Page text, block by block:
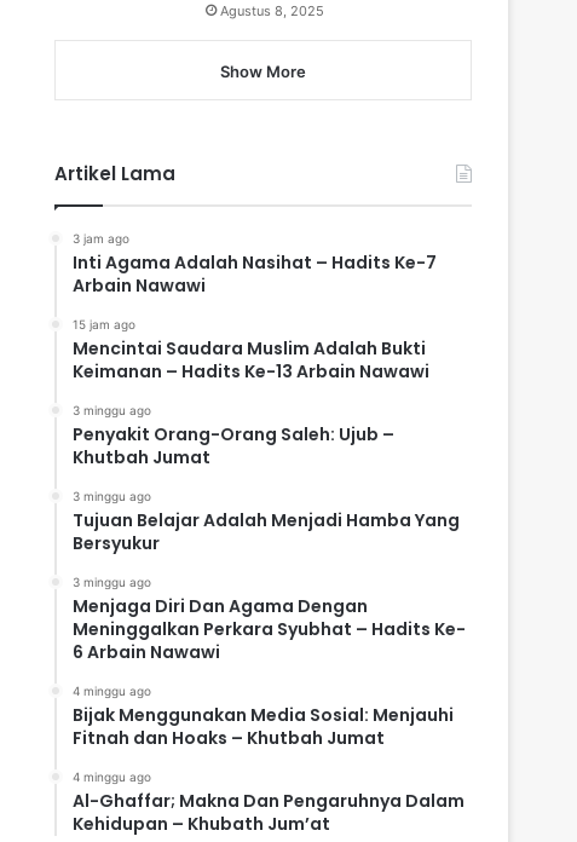
Agustus 8, 2025
Show More
Artikel Lama
3 jam ago
Inti Agama Adalah Nasihat – Hadits Ke-7
Arbain Nawawi
15 jam ago
Mencintai Saudara Muslim Adalah Bukti
Keimanan – Hadits Ke-13 Arbain Nawawi
3 minggu ago
Penyakit Orang-Orang Saleh: Ujub –
Khutbah Jumat
3 minggu ago
Tujuan Belajar Adalah Menjadi Hamba Yang
Bersyukur
3 minggu ago
Menjaga Diri Dan Agama Dengan
Meninggalkan Perkara Syubhat – Hadits Ke-
6 Arbain Nawawi
4 minggu ago
Bijak Menggunakan Media Sosial: Menjauhi
Fitnah dan Hoaks – Khutbah Jumat
4 minggu ago
Al-Ghaffar; Makna Dan Pengaruhnya Dalam
Kehidupan – Khubath Jum’at